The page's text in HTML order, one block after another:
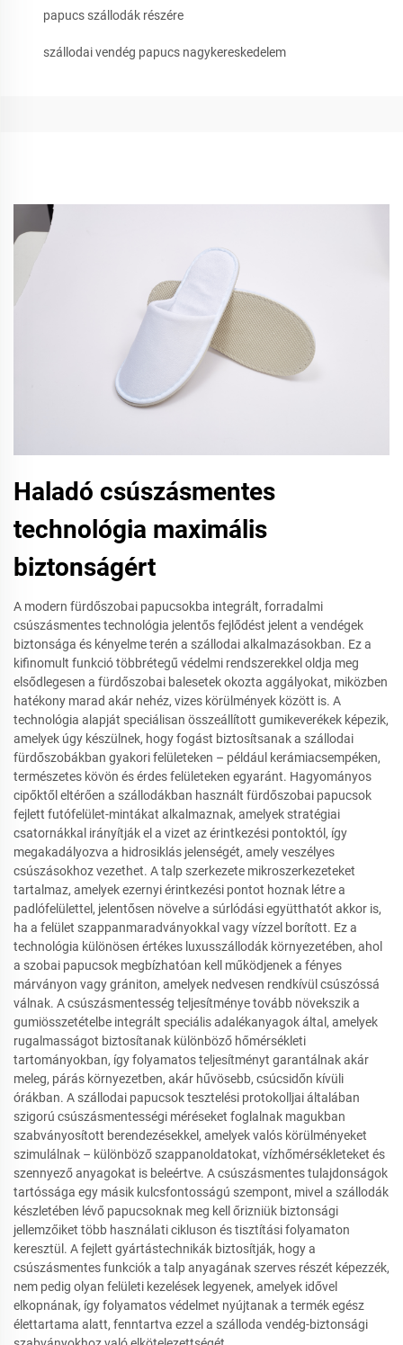
papucs szállodák részére
szállodai vendég papucs nagykereskedelem
Haladó csúszásmentes
technológia maximális
biztonságért
A modern fürdőszobai papucsokba integrált, forradalmi
csúszásmentes technológia jelentős fejlődést jelent a vendégek
biztonsága és kényelme terén a szállodai alkalmazásokban. Ez a
kifinomult funkció többrétegű védelmi rendszerekkel oldja meg
elsődlegesen a fürdőszobai balesetek okozta aggályokat, miközben
hatékony marad akár nehéz, vizes körülmények között is. A
technológia alapját speciálisan összeállított gumikeverékek képezik,
amelyek úgy készülnek, hogy fogást biztosítsanak a szállodai
fürdőszobákban gyakori felületeken – például kerámiacsempéken,
természetes kövön és érdes felületeken egyaránt. Hagyományos
cipőktől eltérően a szállodákban használt fürdőszobai papucsok
fejlett futófelület-mintákat alkalmaznak, amelyek stratégiai
csatornákkal irányítják el a vizet az érintkezési pontoktól, így
megakadályozva a hidrosiklás jelenségét, amely veszélyes
csúszásokhoz vezethet. A talp szerkezete mikroszerkezeteket
tartalmaz, amelyek ezernyi érintkezési pontot hoznak létre a
padlófelülettel, jelentősen növelve a súrlódási együtthatót akkor is,
ha a felület szappanmaradványokkal vagy vízzel borított. Ez a
technológia különösen értékes luxusszállodák környezetében, ahol
a szobai papucsok megbízhatóan kell működjenek a fényes
márványon vagy grániton, amelyek nedvesen rendkívül csúszóssá
válnak. A csúszásmentesség teljesítménye tovább növekszik a
gumiösszetételbe integrált speciális adalékanyagok által, amelyek
rugalmasságot biztosítanak különböző hőmérsékleti
tartományokban, így folyamatos teljesítményt garantálnak akár
meleg, párás környezetben, akár hűvösebb, csúcsidőn kívüli
órákban. A szállodai papucsok tesztelési protokolljai általában
szigorú csúszásmentességi méréseket foglalnak magukban
szabványosított berendezésekkel, amelyek valós körülményeket
szimulálnak – különböző szappanoldatokat, vízhőmérsékleteket és
szennyező anyagokat is beleértve. A csúszásmentes tulajdonságok
tartóssága egy másik kulcsfontosságú szempont, mivel a szállodák
készletében lévő papucsoknak meg kell őrizniük biztonsági
jellemzőiket több használati cikluson és tisztítási folyamaton
keresztül. A fejlett gyártástechnikák biztosítják, hogy a
csúszásmentes funkciók a talp anyagának szerves részét képezzék,
nem pedig olyan felületi kezelések legyenek, amelyek idővel
elkopnának, így folyamatos védelmet nyújtanak a termék egész
élettartama alatt, fenntartva ezzel a szálloda vendég-biztonsági